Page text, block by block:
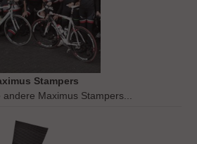
Stampers
Maximus Stampers...